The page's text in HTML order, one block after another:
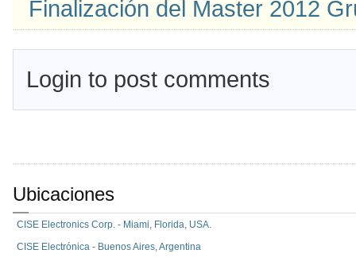
Finalización del Master 2012
Login to post comments
Ubicaciones
CISE Electronics Corp. - Miami, Florida, USA.
CISE Electrónica - Buenos Aires, Argentina